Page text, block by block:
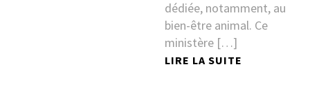
dédiée, notamment, au
bien-être animal. Ce
ministère […]
LIRE LA SUITE